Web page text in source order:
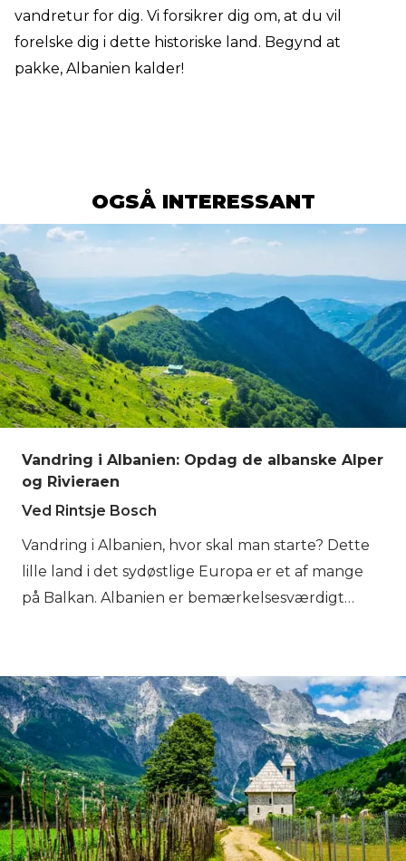
vandretur for dig. Vi forsikrer dig om, at du vil
forelske dig i dette historiske land. Begynd at
pakke, Albanien kalder!
OGSÅ INTERESSANT
Vandring i Albanien: Opdag de albanske Alper
og Rivieraen
Ved Rintsje Bosch
Vandring i Albanien, hvor skal man starte? Dette
lille land i det sydøstlige Europa er et af mange
på Balkan. Albanien er bemærkelsesværdigt
varme og solrige kyster ved det albanske
Adriaterhav og Det Ioniske Hav. Find din vej til
Albanien og opdag gyldne strande, blå søer, en
unik kultur og vigtigst af alt; venlige mennesker!
Hos Bookatrekking.com kender vi de smukkeste
steder at besøge og bjergtoppe at bestige, i
denne blog vil vi fortælle dig mere om det. Her